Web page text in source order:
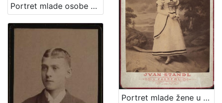
Portret mlade osobe u tamnom kostimu / A. Brauner ; [izradio] A. Brauner - fotografički artistički atelier za modernu fotografiju
Portret mlade žene u bijeloj haljini / Ivan Standl